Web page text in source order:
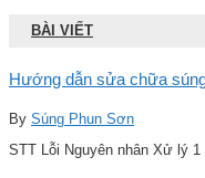
BÀI VIẾT
Hướng dẫn sửa chữa
By Súng Phun Sơn
STT Lỗi Nguyên nhân Xử lý 1